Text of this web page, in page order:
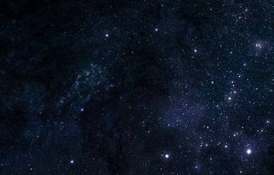
Plus de 2800 critiques de films